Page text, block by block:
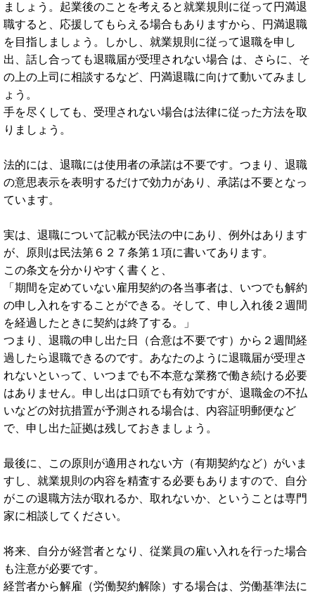
ましょう。起業後のことを考えると就業規則に従って円満退
職すると、応援してもらえる場合もありますから、円満退職
を目指しましょう。しかし、就業規則に従って退職を申し
出、話し合っても退職届が受理されない場合 は、さらに、そ
の上の上司に相談するなど、円満退職に向けて動いてみまし
ょう。
手を尽くしても、受理されない場合は法律に従った方法を取
りましょう。
法的には、退職には使用者の承諾は不要です。つまり、退職
の意思表示を表明するだけで効力があり、承諾は不要となっ
ています。
実は、退職について記載が民法の中にあり、例外はあります
が、原則は民法第６２７条第１項に書いてあります。
この条文を分かりやすく書くと、
「期間を定めていない雇用契約の各当事者は、いつでも解約
の申し入れをすることができる。そして、申し入れ後２週間
を経過したときに契約は終了する。」
つまり、退職の申し出た日（合意は不要です）から２週間経
過したら退職できるのです。あなたのように退職届が受理さ
れないといって、いつまでも不本意な業務で働き続ける必要
はありません。申し出は口頭でも有効ですが、退職金の不払
いなどの対抗措置が予測される場合は、内容証明郵便など
で、申し出た証拠は残しておきましょう。
最後に、この原則が適用されない方（有期契約など）がいま
すし、就業規則の内容を精査する必要もありますので、自分
がこの退職方法が取れるか、取れないか、ということは専門
家に相談してください。
将来、自分が経営者となり、従業員の雇い入れを行った場合
も注意が必要です。
経営者から解雇（労働契約解除）する場合は、労働基準法に